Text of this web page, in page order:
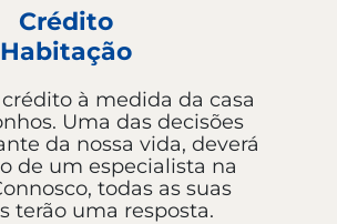
Crédito
Habitação
à medida da casa
Uma das decisões
da nossa vida, deverá
de um especialista na
todas as suas
terão uma resposta.